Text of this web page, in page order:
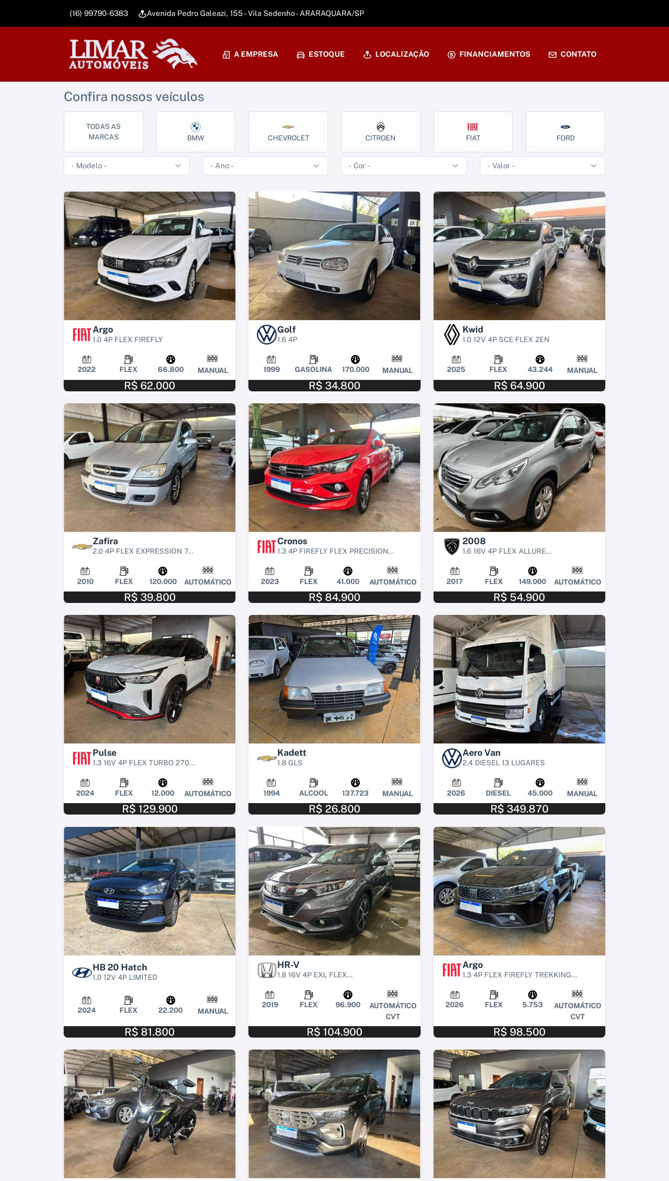
(16) 99790-6383 Avenida Pedro Galeazi, 155 - Vila Sedenho - ARARAQUARA/SP
A EMPRESA ESTOQUE LOCALIZAÇÃO FINANCIAMENTOS CONTATO
Confira nossos veículos
TODAS AS
MARCAS
BMW CHEVROLET CITROEN FIAT FORD
Argo
1.0 4P FLEX FIREFLY
2022 FLEX 66.800 MANUAL
R$ 62.000
Golf
1.6 4P
1999 GASOLINA 170.000 MANUAL
R$ 34.800
Kwid
1.0 12V 4P SCE FLEX ZEN
2025 FLEX 43.244 MANUAL
R$ 64.900
Zafira
2.0 4P FLEX EXPRESSION 7...
2010 FLEX 120.000 AUTOMÁTICO
R$ 39.800
Cronos
1.3 4P FIREFLY FLEX PRECISION...
2023 FLEX 41.000 AUTOMÁTICO
R$ 84.900
2008
1.6 16V 4P FLEX ALLURE...
2017 FLEX 149.000 AUTOMÁTICO
R$ 54.900
Pulse
1.3 16V 4P FLEX TURBO 270...
2024 FLEX 12.000 AUTOMÁTICO
R$ 129.900
Kadett
1.8 GLS
1994 ALCOOL 137.723 MANUAL
R$ 26.800
Aero Van
2.4 DIESEL 13 LUGARES
2026 DIESEL 45.000 MANUAL
R$ 349.870
HB 20 Hatch
1.0 12V 4P LIMITED
2024 FLEX 22.200 MANUAL
R$ 81.800
HR-V
1.8 16V 4P EXL FLEX...
2019 FLEX 96.900
AUTOMÁTICO
CVT
R$ 104.900
Argo
1.3 4P FLEX FIREFLY TREKKING...
2026 FLEX 5.753
AUTOMÁTICO
CVT
R$ 98.500